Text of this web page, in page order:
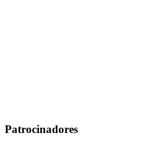
Patrocinadores